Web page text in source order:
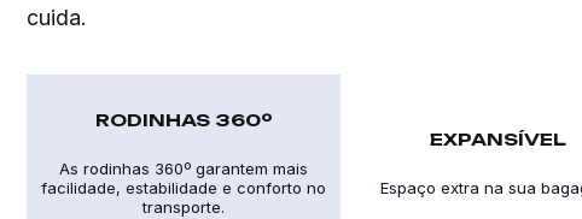
cuida.
RODINHAS 360º
As rodinhas 360º garantem mais
facilidade, estabilidade e conforto no
transporte.
EXPANSÍVEL
Espaço extra na sua